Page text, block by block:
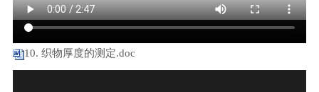
10. 织物厚度的测定.doc